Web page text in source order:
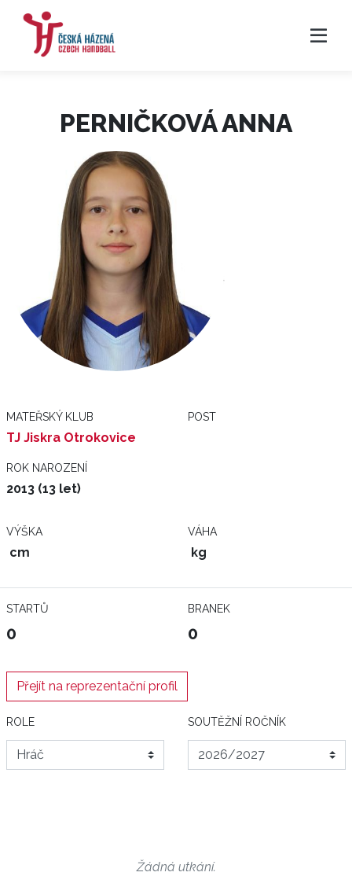
PERNIČKOVÁ ANNA
MATEŘSKÝ KLUB
TJ Jiskra Otrokovice
POST
ROK NAROZENÍ
2013 (13 let)
VÝŠKA
cm
VÁHA
kg
STARTŮ
0
BRANEK
0
Přejít na reprezentační profil
ROLE SOUTĚŽNÍ ROČNÍK
Žádná utkání.